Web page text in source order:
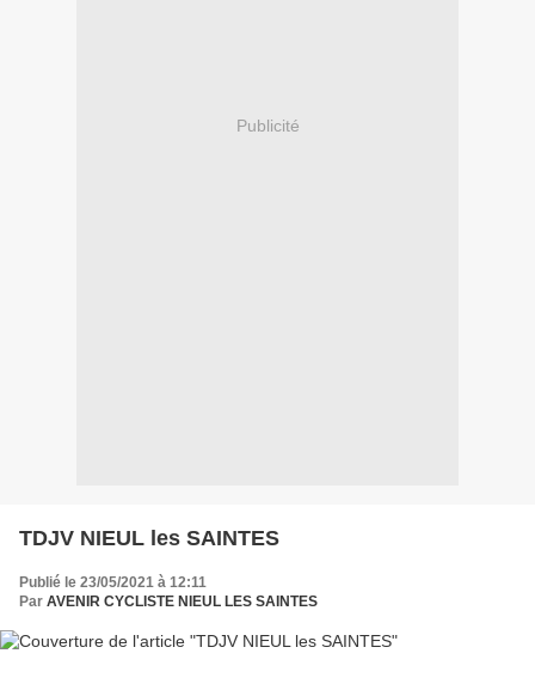
Publicité
TDJV NIEUL les SAINTES
Publié le 23/05/2021 à 12:11
Par AVENIR CYCLISTE NIEUL LES SAINTES